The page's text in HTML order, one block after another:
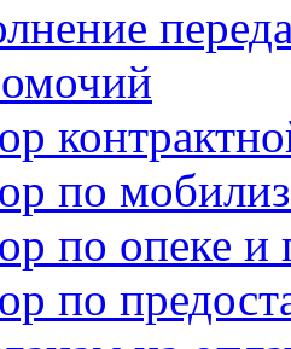
по
по опеке и
по